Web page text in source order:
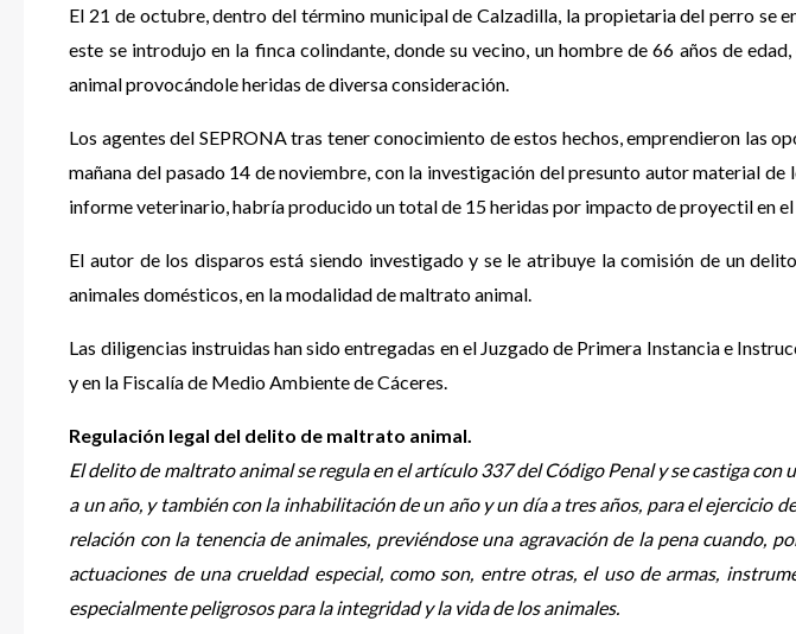
El 21 de octubre, dentro del término municipal de Calzadilla, la propietaria del perro se
este se introdujo en la finca colindante, donde su vecino, un hombre de 66 años de
animal provocándole heridas de diversa consideración.
Los agentes del SEPRONA tras tener conocimiento de estos hechos, emprendieron las
mañana del pasado 14 de noviembre, con la investigación del presunto autor material de
informe veterinario, habría producido un total de 15 heridas por impacto de proyectil en
El autor de los disparos está siendo investigado y se le atribuye la comisión de un
animales domésticos, en la modalidad de maltrato animal.
Las diligencias instruidas han sido entregadas en el Juzgado de Primera Instancia e
y en la Fiscalía de Medio Ambiente de Cáceres.
Regulación legal del delito de maltrato animal.
El delito de maltrato animal se regula en el artículo 337 del Código Penal y se castiga con
a un año, y también con la inhabilitación de un año y un día a tres años, para el ejercicio
relación con la tenencia de animales, previéndose una agravación de la pena cuando,
actuaciones de una crueldad especial, como son, entre otras, el uso de armas,
especialmente peligrosos para la integridad y la vida de los animales.